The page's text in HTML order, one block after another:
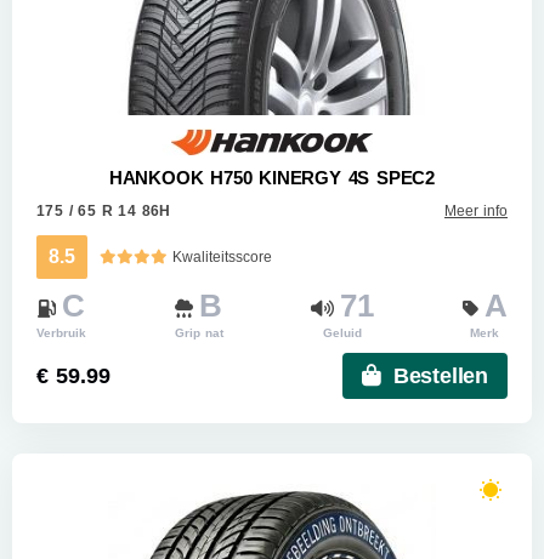
HANKOOK H750 KINERGY 4S SPEC2
175 / 65 R 14 86H Meer info
8.5 Kwaliteitsscore
C
Verbruik
B
Grip nat
71
Geluid
A
Merk
€ 59.99 Bestellen